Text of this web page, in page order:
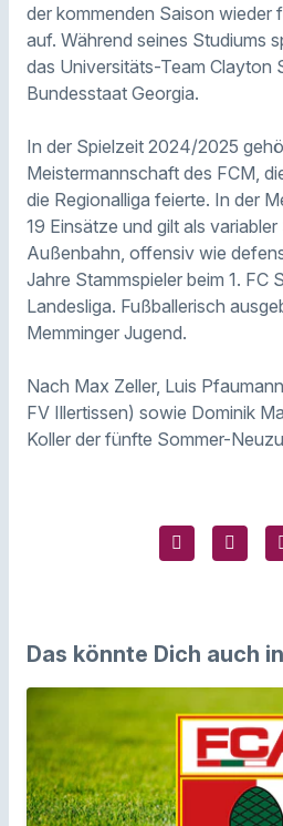
der kommenden Saison wieder
auf. Während seines Studiums
das Universitäts-Team Clayton
Bundesstaat Georgia.
In der Spielzeit 2024/2025
Meistermannschaft des FCM,
die Regionalliga feierte. In der
19 Einsätze und gilt als
Außenbahn, offensiv wie
Jahre Stammspieler beim 1.
Landesliga. Fußballerisch
Memminger Jugend.
Nach Max Zeller, Luis
FV Illertissen) sowie Dominik
Koller der fünfte Sommer-
Das könnte Dich auch